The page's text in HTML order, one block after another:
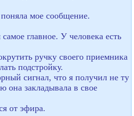
мое сообщение.
главное. У человека есть
ручку своего приемника
подстройку.
сигнал, что я получил не ту
она закладывала в свое
от эфира.